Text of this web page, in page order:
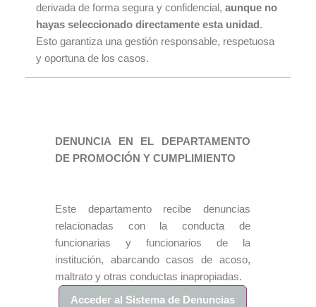
derivada de forma segura y confidencial, aunque no
hayas seleccionado directamente esta unidad.
Esto garantiza una gestión responsable, respetuosa
y oportuna de los casos.
DENUNCIA EN EL DEPARTAMENTO
DE PROMOCIÓN Y CUMPLIMIENTO
Este departamento recibe denuncias
relacionadas con la conducta de
funcionarias y funcionarios de la
institución, abarcando casos de acoso,
maltrato y otras conductas inapropiadas.
Acceder al Sistema de Denuncias